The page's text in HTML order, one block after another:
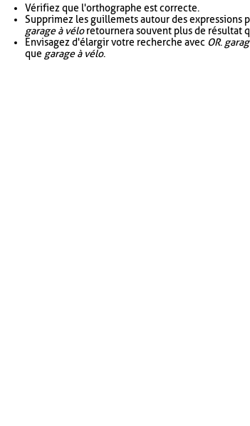
Vérifiez que l'orthographe est correcte.
Supprimez les guillemets autour des expressions
garage à véloretournera souvent plus de résultat
Envisagez d'élargir votre recherche avec OR.
que garage à vélo.